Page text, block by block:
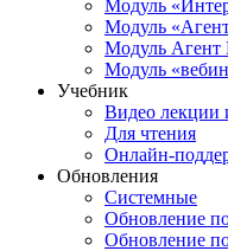
Модуль
Модуль
Модуль
Модуль
Учебник
Видео лекции
Для чтения
Онлайн-
Обновления
Системные
Обновление
Обновление